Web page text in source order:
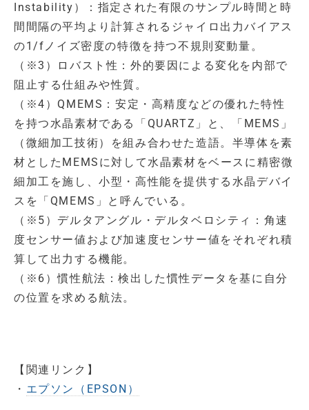
Instability）：指定された有限のサンプル時間と時
間間隔の平均より計算されるジャイロ出力バイアス
の1/fノイズ密度の特徴を持つ不規則変動量。
（※3）ロバスト性：外的要因による変化を内部で
阻止する仕組みや性質。
（※4）QMEMS：安定・高精度などの優れた特性
を持つ水晶素材である「QUARTZ」と、「MEMS」
（微細加工技術）を組み合わせた造語。半導体を素
材としたMEMSに対して水晶素材をベースに精密微
細加工を施し、小型・高性能を提供する水晶デバイ
スを「QMEMS」と呼んでいる。
（※5）デルタアングル・デルタベロシティ：角速
度センサー値および加速度センサー値をそれぞれ積
算して出力する機能。
（※6）慣性航法：検出した慣性データを基に自分
の位置を求める航法。
【関連リンク】
・ エプソン（EPSON）